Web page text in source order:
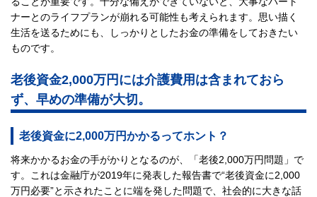
ナーとのライフプランが崩れる可能性も考えられます。思い描く
生活を送るためにも、しっかりとしたお金の準備をしておきたい
ものです。
老後資金2,000万円には介護費用は含まれておら
ず、早めの準備が大切。
老後資金に2,000万円かかるってホント？
将来かかるお金の手がかりとなるのが、「老後2,000万円問題」で
す。これは金融庁が2019年に発表した報告書で“老後資金に2,000
万円必要”と示されたことに端を発した問題で、社会的に大きな話